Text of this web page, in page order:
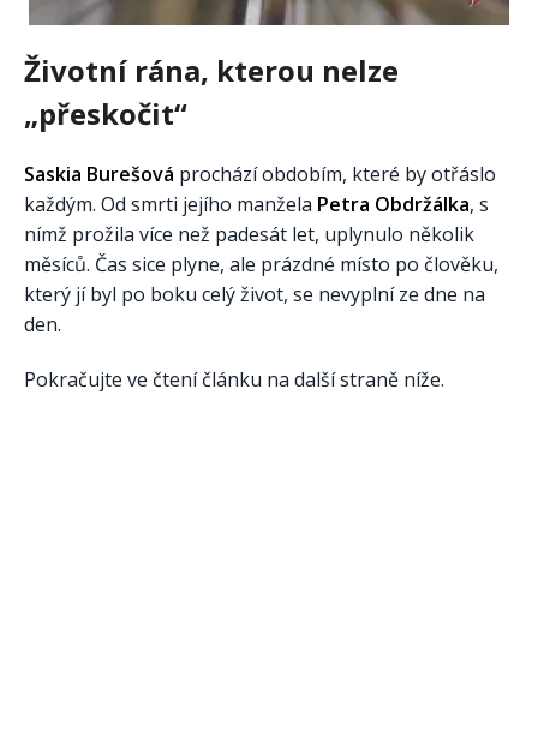
Životní rána, kterou nelze
„přeskočit“
Saskia Burešová prochází obdobím, které by otřáslo
každým. Od smrti jejího manžela Petra Obdržálka, s
nímž prožila více než padesát let, uplynulo několik
měsíců. Čas sice plyne, ale prázdné místo po člověku,
který jí byl po boku celý život, se nevyplní ze dne na
den.
Pokračujte ve čtení článku na další straně níže.